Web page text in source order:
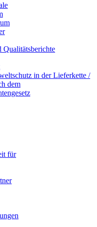
Qualitätsberichte
in der Lieferkette /
dem
für